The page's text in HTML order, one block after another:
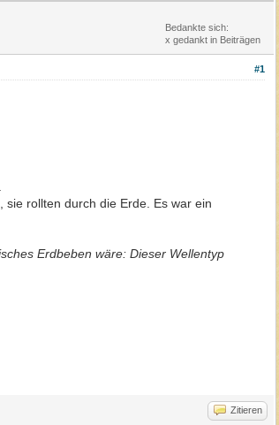
Bedankte sich:
x gedankt in Beiträgen
#1
rollten durch die Erde. Es war ein
Erdbeben wäre: Dieser Wellentyp
Zitieren